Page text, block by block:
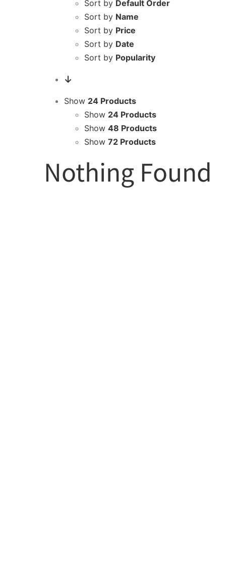
Sort by Default Order
Sort by Name
Sort by Price
Sort by Date
Sort by Popularity
Show 24 Products
Show 24 Products
Show 48 Products
Show 72 Products
Nothing Found